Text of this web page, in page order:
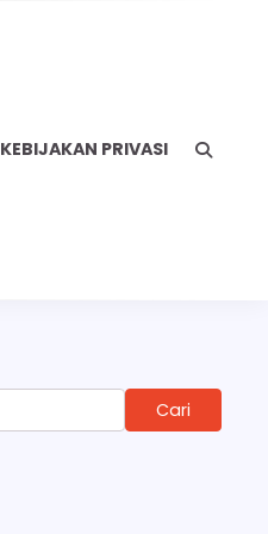
KEBIJAKAN PRIVASI
Cari